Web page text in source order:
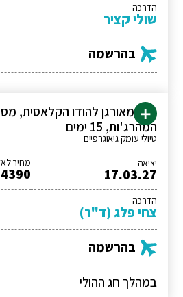
הדרכה
שולי קציר
בהרשמה
טיול מאורגן להודו הקלאסית,
המהרג'ות, 15 ימים
טיולי עומק גיאוגרפיים
יציאה
17.03.27
מחיר
4390 $
הדרכה
צחי פלג (ד"ר)
בהרשמה
במהלך חג ההולי